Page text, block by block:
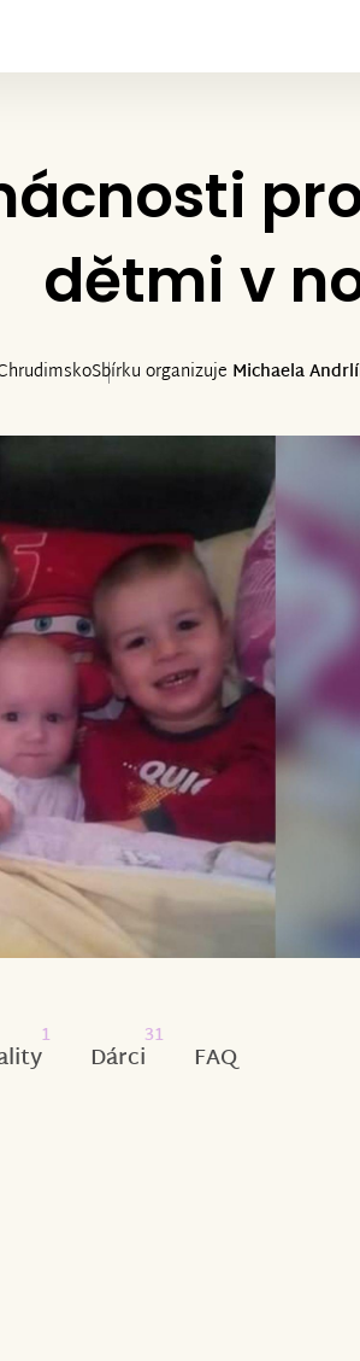
dětmi v
Sbírku organizuje Michaela
1
Dárci
31
FAQ